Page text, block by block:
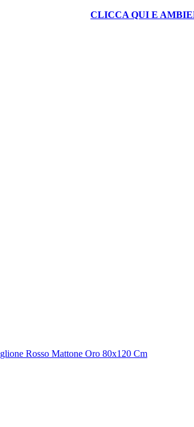
CLICCA QUI E
Rosso Mattone Oro 80x120 Cm